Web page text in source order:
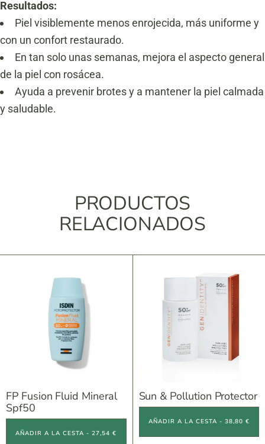
Resultados:
Piel visiblemente menos enrojecida, más uniforme y
con un confort restaurado.
En tan solo unas semanas, mejora el aspecto general
de la piel con rosácea.
Ayuda a prevenir brotes y a mantener la piel calmada
y saludable.
PRODUCTOS
RELACIONADOS
FP Fusion Fluid Mineral
Spf50
AÑADIR A LA CESTA - 27,54 €
Sun & Pollution Protector
AÑADIR A LA CESTA - 38,80 €